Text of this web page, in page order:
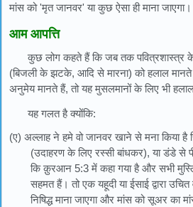
मांस को 'मृत जानवर' या कुछ ऐसा ही माना जाएगा।
आम आपत्ति
कुछ लोग कहते हैं कि जब तक पवित्रशास्त्र
(बिजली के झटके, आदि से मारना) को हलाल
अनुमेय मानते हैं, तो यह मुसलमानों के लिए भी
यह गलत है क्योंकि:
(ए) अल्लाह ने हमे वो जानवर खाने से मना किया है
(उदाहरण के लिए रस्सी बांधकर), या डंडे से
कि क़ुरआन 5:3 में कहा गया है और सभी
सहमत हैं। तो एक यहूदी या ईसाई द्वारा
निषिद्ध माना जाएगा और मांस को सूअर का